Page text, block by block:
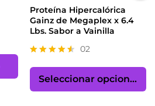
de
Proteína Hipercalórica
Gainz de Megaplex x 6.4
Lbs. Sabor a Vainilla
con
4.50
de 5
02
Seleccionar opciones